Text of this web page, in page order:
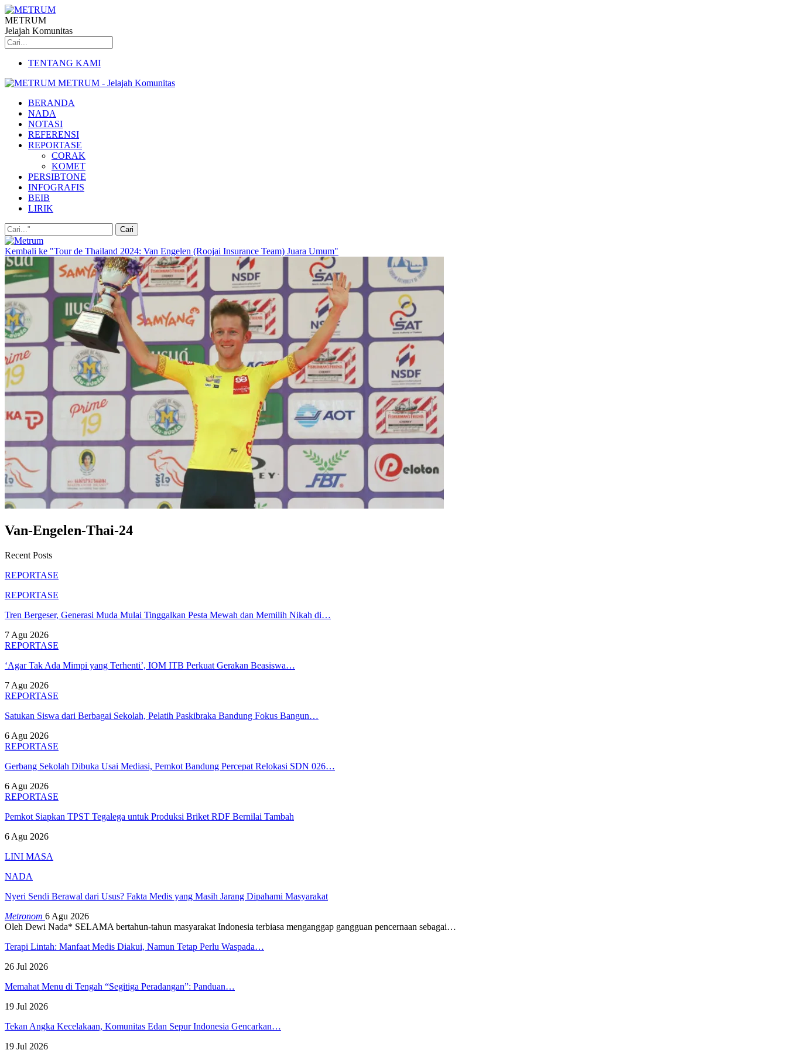
METRUM
Jelajah Komunitas
TENTANG KAMI
METRUM - Jelajah Komunitas
BERANDA
NADA
NOTASI
REFERENSI
REPORTASE
CORAK
KOMET
PERSIBTONE
INFOGRAFIS
BEIB
LIRIK
Kembali ke "Tour de Thailand 2024: Van Engelen (Roojai Insurance Team) Juara Umum"
Van-Engelen-Thai-24
Recent Posts
REPORTASE
REPORTASE
Tren Bergeser, Generasi Muda Mulai Tinggalkan Pesta Mewah dan Memilih Nikah di…
7 Agu 2026
REPORTASE
‘Agar Tak Ada Mimpi yang Terhenti’, IOM ITB Perkuat Gerakan Beasiswa…
7 Agu 2026
REPORTASE
Satukan Siswa dari Berbagai Sekolah, Pelatih Paskibraka Bandung Fokus Bangun…
6 Agu 2026
REPORTASE
Gerbang Sekolah Dibuka Usai Mediasi, Pemkot Bandung Percepat Relokasi SDN 026…
6 Agu 2026
REPORTASE
Pemkot Siapkan TPST Tegalega untuk Produksi Briket RDF Bernilai Tambah
6 Agu 2026
LINI MASA
NADA
Nyeri Sendi Berawal dari Usus? Fakta Medis yang Masih Jarang Dipahami Masyarakat
Metronom 6 Agu 2026
Oleh Dewi Nada* SELAMA bertahun-tahun masyarakat Indonesia terbiasa menganggap gangguan pencernaan sebagai…
Terapi Lintah: Manfaat Medis Diakui, Namun Tetap Perlu Waspada…
26 Jul 2026
Memahat Menu di Tengah “Segitiga Peradangan”: Panduan…
19 Jul 2026
Tekan Angka Kecelakaan, Komunitas Edan Sepur Indonesia Gencarkan…
19 Jul 2026